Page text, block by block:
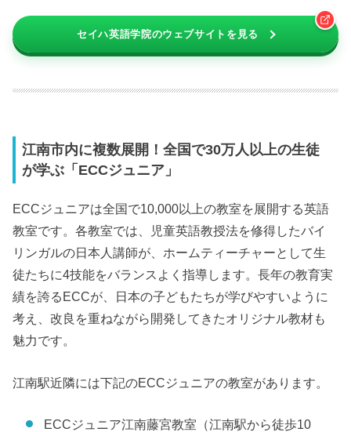
セイハ英語学院のウェブサイトを見る
江南市内に複数展開！全国で30万人以上の生徒
が学ぶ「ECCジュニア」
ECCジュニアは全国で10,000以上の教室を展開する英語
教室です。各教室では、児童英語教授法を修得したバイ
リンガルの日本人講師が、ホームティーチャーとして生
徒たちに4技能をバランスよく指導します。長年の教育実
績を誇るECCが、日本の子どもたちが学びやすいように
考え、改良を重ねながら開発してきたオリジナル教材も
魅力です。
江南駅近隣には下記のECCジュニアの教室があります。
ECCジュニア江南藤宮教室（江南駅から徒歩10